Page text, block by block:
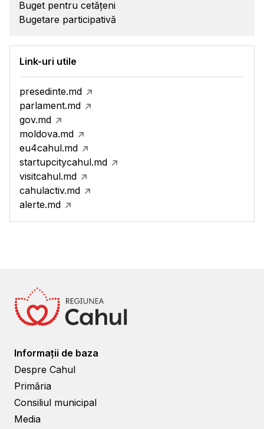
Buget pentru cetățeni
Bugetare participativă
Link-uri utile
presedinte.md
parlament.md
gov.md
moldova.md
eu4cahul.md
startupcitycahul.md
visitcahul.md
cahulactiv.md
alerte.md
Informații de baza
Despre Cahul
Primăria
Consiliul municipal
Media